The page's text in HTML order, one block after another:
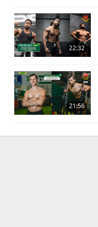
22:32
21:56